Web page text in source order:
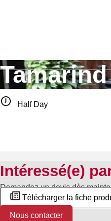
Half Day
Intéressé(e)
Demandez un devis dès
Télécharger la fiche
Nous contacter